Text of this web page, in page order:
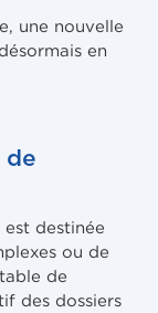
une nouvelle
en
de
destinée
ou de
de
des dossiers